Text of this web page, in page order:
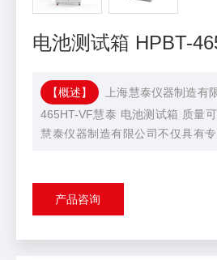
电池测试箱 HPBT-
【概述】
上海慧泰仪器制造有
465HT-VF慧泰 电池测试箱 质量可靠、规格齐全，上海
慧泰仪器制造有限公司不仅具有专
●权限设定（密码锁功能）：三级权
产品咨询